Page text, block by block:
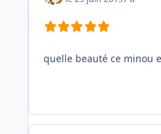
quelle beauté ce minou